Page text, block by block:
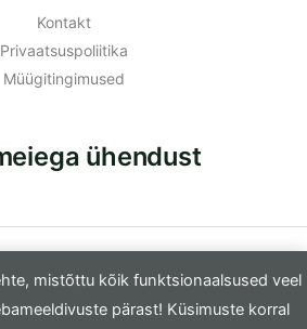
mistõttu kõik funktsionaalsused veel
pärast! Küsimuste korral
Kontakt
Privaatsuspoliitika
Müügitingimused
ühendust